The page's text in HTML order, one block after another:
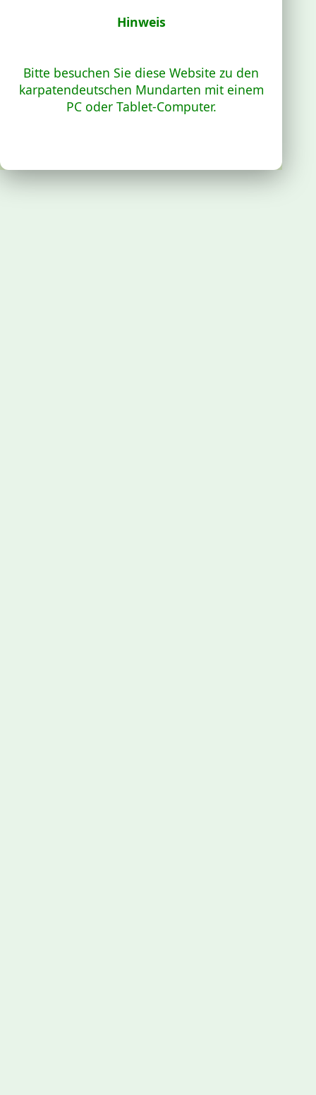
Hinweis
Bitte besuchen Sie diese Website zu den
karpatendeutschen Mundarten mit einem
PC oder Tablet-Computer.